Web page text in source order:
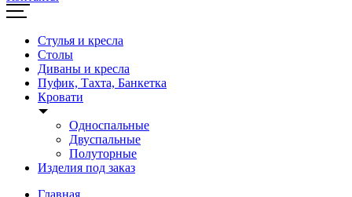
Стулья и кресла
Столы
Диваны и кресла
Пуфик, Тахта, Банкетка
Кровати
Односпальные
Двуспальные
Полуторные
Изделия под заказ
Главная